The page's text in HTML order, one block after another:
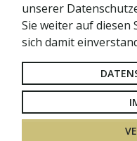
unserer
Sie weiter auf diesen
sich damit